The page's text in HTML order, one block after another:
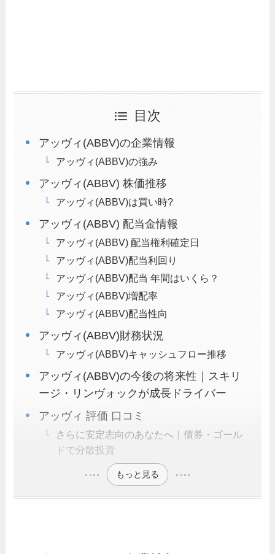
目次
アッヴィ(ABBV)の企業情報
アッヴィ(ABBV)の強み
アッヴィ(ABBV) 株価推移
アッヴィ(ABBV)は買い時?
アッヴィ(ABBV) 配当金情報
アッヴィ(ABBV) 配当権利確定日
アッヴィ(ABBV)配当利回り
アッヴィ(ABBV)配当 年間はいくら？
アッヴィ(ABBV)増配率
アッヴィ(ABBV)配当性向
アッヴィ(ABBV)財務状況
アッヴィ(ABBV)キャッシュフロー推移
アッヴィ(ABBV)の今後の将来性｜スキリ
ージ・リンヴォックが成長ドライバー
アッヴィ 評価 口コミ
さらに安定志向のあなたへ｜債券・ゴール
ドで分散投資
もっと見る